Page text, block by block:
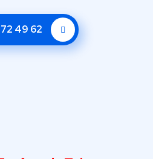
72 49 62